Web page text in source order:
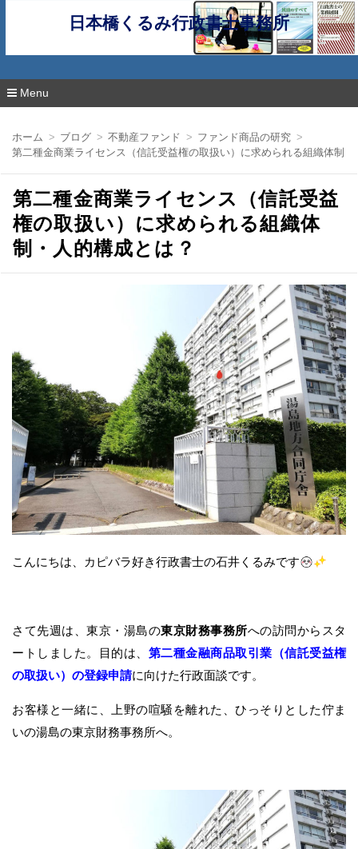
日本橋くるみ行政書士事務所
Menu
ホーム ブログ 不動産ファンド
ファンド商品の研究
第二種金商業ライセンス（信託受益権の取扱い）に求められる組織体制
第二種金商業ライセンス（信託受益
権の取扱い）に求められる組織体
制・人的構成とは？
こんにちは、カピバラ好き行政書士の石井くるみです
さて先週は、東京・湯島の東京財務事務所への訪問からスタ
ートしました。目的は、 第二種金融商品取引業（信託受益権
の取扱い）の登録申請に向けた行政面談です。
お客様と一緒に、上野の喧騒を離れた、ひっそりとした佇ま
いの湯島の東京財務事務所へ。